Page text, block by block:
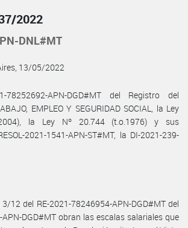
2022
DNL#MT
13/05/2022
78252692-APN-DGD#MT del Registro del
EMPLEO Y SEGURIDAD SOCIAL, la Ley
la Ley Nº 20.744 (t.o.1976) y sus
2021-1541-APN-ST#MT, la DI-2021-239-
12 del RE-2021-78246954-APN-DGD#MT del
DGD#MT obran las escalas salariales que